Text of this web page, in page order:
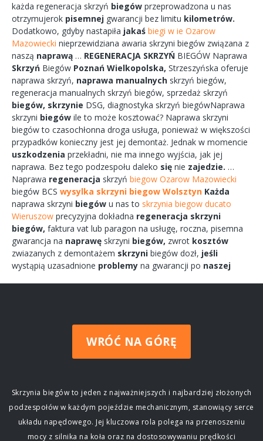
każda regeneracja skrzyń biegów przeprowadzona u nas
otrzymujerok pisemnej gwarancji bez limitu kilometrów.
Dodatkowo, gdyby nastapiła jakaś biegi w ie Ozarow
Mazowiecki nieprzewidziana awaria skrzyni biegów związana z
naszą naprawą … REGENERACJA SKRZYŃ BIEGÓW Naprawa
Skrzyń Biegów Poznań Wielkopolska, Strzeszyńska oferuje
naprawa skrzyń, naprawa manualnych skrzyń biegów,
regeneracja manualnych skrzyń biegów, sprzedaż skrzyń
biegów, skrzynie DSG, diagnostyka skrzyń biegówNaprawa
skrzyni biegów ile to może kosztować? Naprawa skrzyni
biegówto czasochłonna droga usługa, ponieważ w większości
przypadków konieczny jest jej demontaż. Jednak w momencie
uszkodzenia przekładni, nie ma innego wyjścia, jak jej
naprawa. Bez tego podzespołu daleko się nie zajedzie. …
Naprawa regeneracja skrzyń biegow Ozarow Mazowiecki
biegów BCS wysylka skrzyni biegow Wolsztyn Każda
naprawa skrzyni biegów u nas to skrzynia biegow ducato
Wieruszow precyzyjna dokładna regeneracja skrzyni
biegów, faktura vat lub paragon na usługę, roczna, pisemna
gwarancja na naprawę skrzyni biegów, zwrot kosztów
zwiazanych z demontażem skrzyni biegów dozł, jeśli
wystąpią uzasadnione problemy na gwarancji po naszej
WRÓĆ NA GÓRĘ
Skrzynia biegów to jeden z najważniejszych i najbardziej złożonych
podzespołów w każdym pojeździe mechanicznym, stanowiący serce
układu napędowego. Jej kluczowa rola polega na przenoszeniu
mocy z silnika na koła oraz na dostosowywaniu prędkości